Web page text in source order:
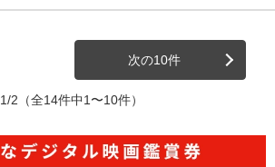
次の10件
1/2 （全14件中1〜10件）